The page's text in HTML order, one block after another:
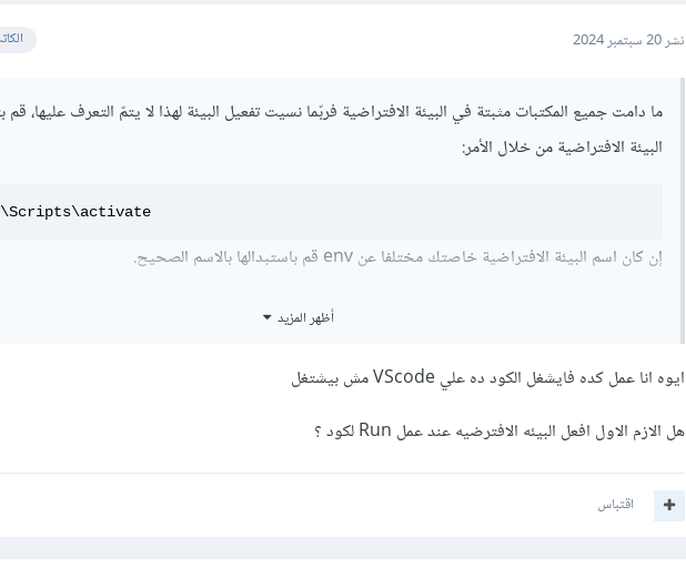
نشر20 سبتمبر 2024
ما دامت جميع المكتبات مثبتة في البيئة الافتراضية فربّما نسيت تفعيل البيئة لهذا لا يتمّ التعرف عليها، قم
البيئة الافتراضية من خلال الأمر:
إن كان اسم البيئة الافتراضية خاصتك مختلفا عن env قم باستبدالها بالاسم الصحيح.
pandas numpy matplotlib seaborn scikit-learn tensorflow keras
أظهر المزيد
ايوه انا عمل كده فايشغل الكود ده علي VScode مش بيشتغل
هل الازم الاول افعل البيئه الافترضيه عند عمل Run لكود ؟
اقتباس